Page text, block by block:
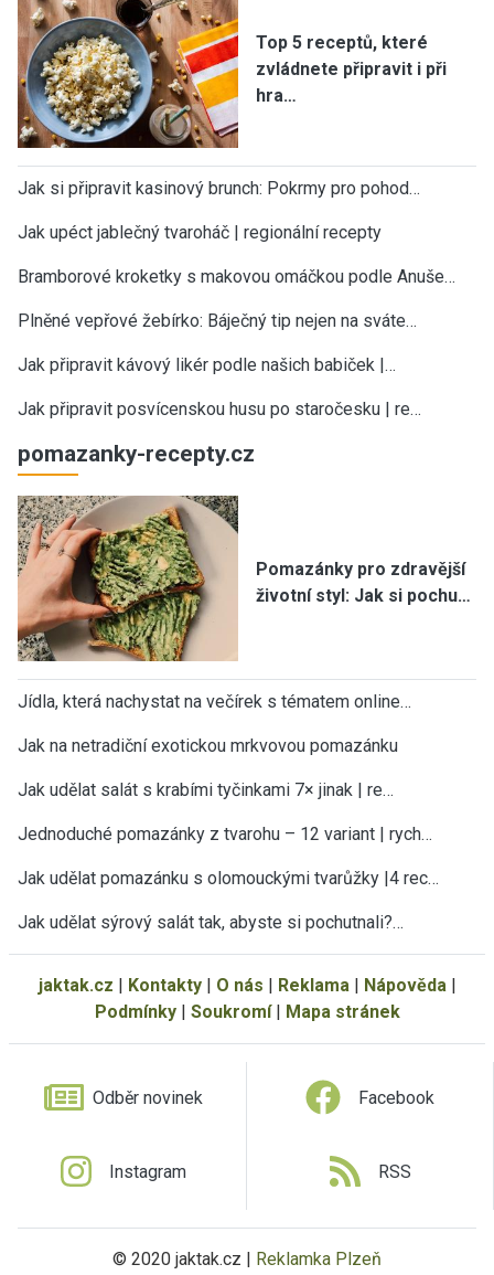
Top 5 receptů, které
zvládnete připravit i při
hra…
Jak si připravit kasinový brunch: Pokrmy pro pohod…
Jak upéct jablečný tvaroháč | regionální recepty
Bramborové kroketky s makovou omáčkou podle Anuše…
Plněné vepřové žebírko: Báječný tip nejen na sváte…
Jak připravit kávový likér podle našich babiček |…
Jak připravit posvícenskou husu po staročesku | re…
pomazanky-recepty.cz
Pomazánky pro zdravější
životní styl: Jak si pochu…
Jídla, která nachystat na večírek s tématem online…
Jak na netradiční exotickou mrkvovou pomazánku
Jak udělat salát s krabími tyčinkami 7× jinak | re…
Jednoduché pomazánky z tvarohu – 12 variant | rych…
Jak udělat pomazánku s olomouckými tvarůžky |4 rec…
Jak udělat sýrový salát tak, abyste si pochutnali?…
jaktak.cz | Kontakty| O nás | Reklama | Nápověda |
Podmínky| Soukromí| Mapa stránek
Odběr novinek Facebook
Instagram RSS
© 2020 jaktak.cz | Reklamka Plzeň